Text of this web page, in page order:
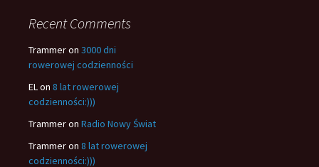
Recent Comments
Trammeron 3000 dni
rowerowej codzienności
ELon 8 lat rowerowej
codzienności:)))
Trammeron Radio Nowy Świat
Trammeron 8 lat rowerowej
codzienności:)))